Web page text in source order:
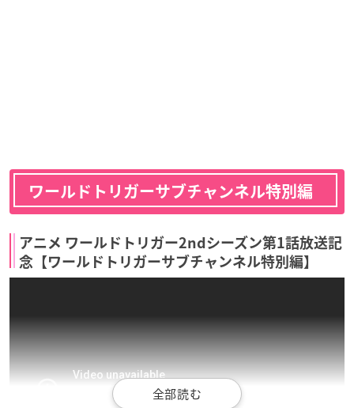
ワールドトリガーサブチャンネル特別編
アニメ ワールドトリガー2ndシーズン第1話放送記
念【ワールドトリガーサブチャンネル特別編】